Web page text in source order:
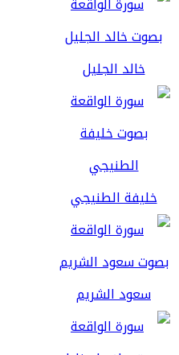
خالد الجليل
خليفة الطنيجي
سعود الشريم